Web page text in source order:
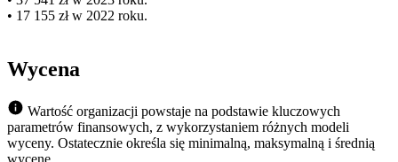
• 17 155 zł w 2022 roku.
Wycena
Wartość organizacji powstaje na podstawie kluczowych
parametrów finansowych, z wykorzystaniem różnych modeli
wyceny. Ostatecznie określa się minimalną, maksymalną i średnią
wycenę.